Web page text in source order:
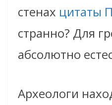
стенах цитаты
странно? Для
абсолютно
Археологи